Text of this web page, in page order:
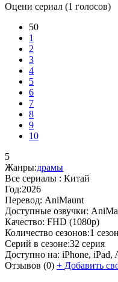
Оцени сериал (1 голосов)
50
1
2
3
4
5
6
7
8
9
10
5
Жанры:драмы
Все сериалы : Китай
Год:2026
Перевод: AniMaunt
Доступные озвучки:
Качество: FHD (1080p)
Количество сезонов:1 сезон
Серий в сезоне:32 серия
Доступно на: iPhone, iPad,
Отзывов (0) + Добавить